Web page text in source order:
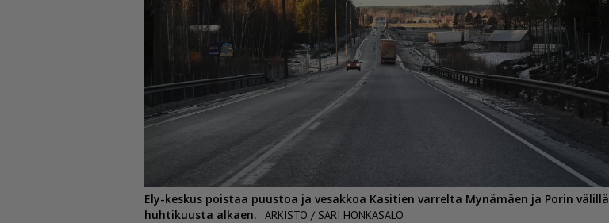
Ely-keskus poistaa puustoa ja vesakkoa Kasitien varrelta Mynämäen ja Porin välillä
huhtikuusta alkaen.
ARKISTO / SARI HONKASALO